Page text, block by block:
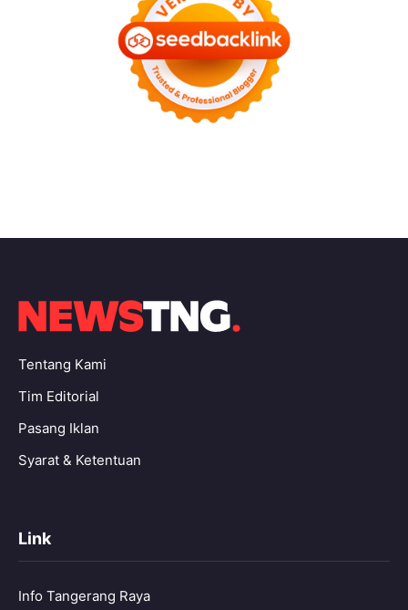
Tentang Kami
Tim Editorial
Pasang Iklan
Syarat & Ketentuan
Link
Info Tangerang Raya